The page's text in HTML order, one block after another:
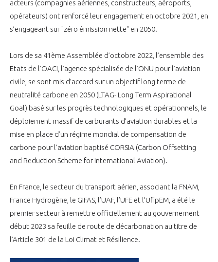
acteurs (compagnies aériennes, constructeurs, aéroports,
opérateurs) ont renforcé leur engagement en octobre 2021, en
s’engageant sur "zéro émission nette" en 2050.
Lors de sa 41ème Assemblée d’octobre 2022, l’ensemble des
Etats de l’OACI, l’agence spécialisée de l’ONU pour l’aviation
civile, se sont mis d’accord sur un objectif long terme de
neutralité carbone en 2050 (LTAG- Long Term Aspirational
Goal) basé sur les progrès technologiques et opérationnels, le
déploiement massif de carburants d’aviation durables et la
mise en place d’un régime mondial de compensation de
carbone pour l’aviation baptisé CORSIA (Carbon Offsetting
and Reduction Scheme for International Aviation).
En France, le secteur du transport aérien, associant la FNAM,
France Hydrogène, le GIFAS, l’UAF, l’UFE et l’UfipEM, a été le
premier secteur à remettre officiellement au gouvernement
début 2023 sa feuille de route de décarbonation au titre de
l’Article 301 de la Loi Climat et Résilience.